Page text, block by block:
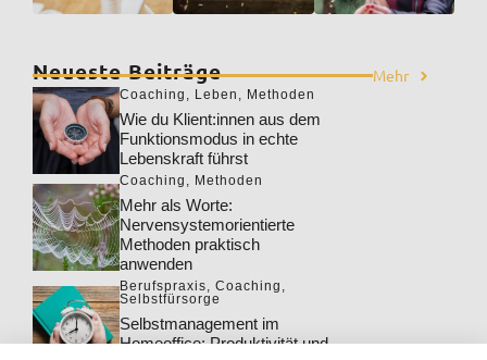
Neueste Beiträge Mehr
Coaching Leben Methoden
Wie du Klient:innen aus dem
Funktionsmodus in echte
Lebenskraft führst
Coaching , Methoden
Mehr als Worte:
Nervensystemorientierte
Methoden praktisch
anwenden
Berufspraxis, Coaching ,
Selbstfürsorge
Selbstmanagement im
Homeoffice: Produktivität und